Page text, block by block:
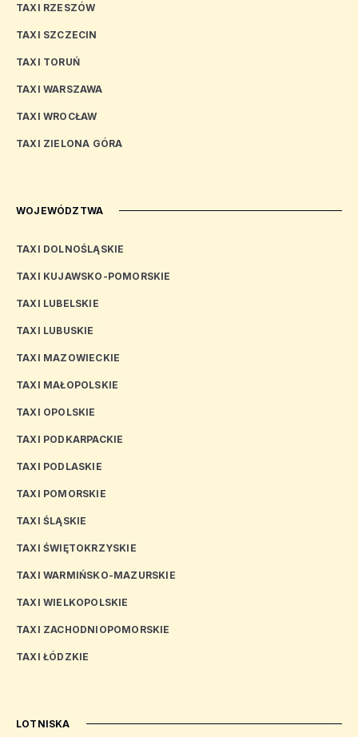
TAXI RZESZÓW
TAXI SZCZECIN
TAXI TORUŃ
TAXI WARSZAWA
TAXI WROCŁAW
TAXI ZIELONA GÓRA
WOJEWÓDZTWA
TAXI DOLNOŚLĄSKIE
TAXI KUJAWSKO-POMORSKIE
TAXI LUBELSKIE
TAXI LUBUSKIE
TAXI MAZOWIECKIE
TAXI MAŁOPOLSKIE
TAXI OPOLSKIE
TAXI PODKARPACKIE
TAXI PODLASKIE
TAXI POMORSKIE
TAXI ŚLĄSKIE
TAXI ŚWIĘTOKRZYSKIE
TAXI WARMIŃSKO-MAZURSKIE
TAXI WIELKOPOLSKIE
TAXI ZACHODNIOPOMORSKIE
TAXI ŁÓDZKIE
LOTNISKA